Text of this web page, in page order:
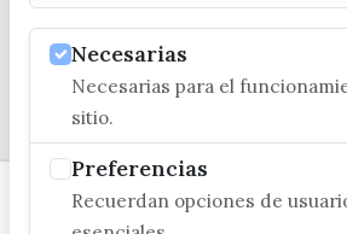
Necesarias
Necesarias para el
sitio.
Preferencias
Recuerdan opciones de